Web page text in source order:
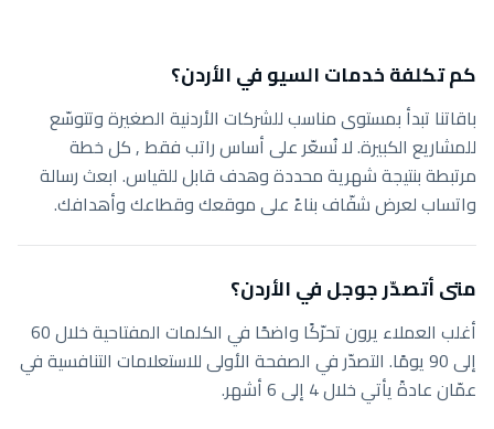
كم تكلفة خدمات السيو في الأردن؟
باقاتنا تبدأ بمستوى مناسب للشركات الأردنية الصغيرة وتتوسّع
للمشاريع الكبيرة. لا نُسعّر على أساس راتب فقط , كل خطة
مرتبطة بنتيجة شهرية محددة وهدف قابل للقياس. ابعث رسالة
واتساب لعرض شفّاف بناءً على موقعك وقطاعك وأهدافك.
متى أتصدّر جوجل في الأردن؟
أغلب العملاء يرون تحرّكًا واضحًا في الكلمات المفتاحية خلال 60
إلى 90 يومًا. التصدّر في الصفحة الأولى للاستعلامات التنافسية في
عمّان عادةً يأتي خلال 4 إلى 6 أشهر.